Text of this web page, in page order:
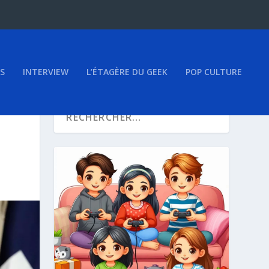
INTERVIEW L’ÉTAGÈRE DU GEEK POP CULTURE